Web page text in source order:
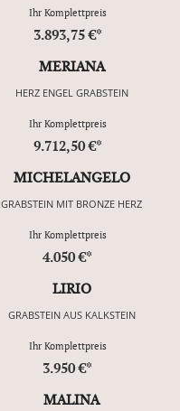
Ihr Komplettpreis
3.893,75 €*
MERIANA
HERZ ENGEL GRABSTEIN
Ihr Komplettpreis
9.712,50 €*
MICHELANGELO
GRABSTEIN MIT BRONZE HERZ
Ihr Komplettpreis
4.050 €*
LIRIO
GRABSTEIN AUS KALKSTEIN
Ihr Komplettpreis
3.950 €*
MALINA